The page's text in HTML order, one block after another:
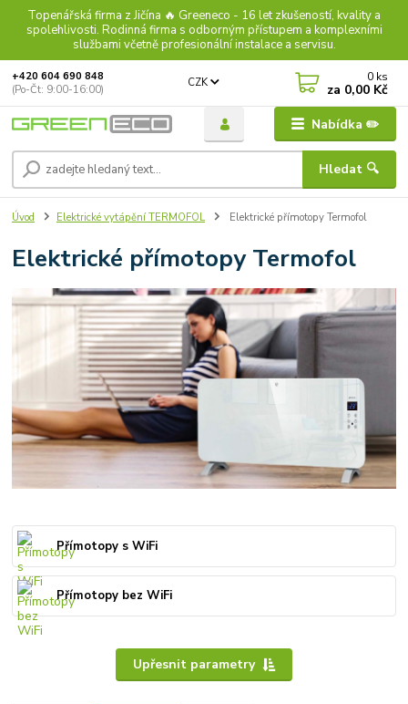
Topenářská firma z Jičína 🔥 Greeneco - 16 let zkušeností, kvality a
spolehlivosti. Rodinná firma s odborným přístupem a komplexními
službami včetně profesionální instalace a servisu.
Nabídka ✏️
CZK
Hledat 🔍
+420 604 690 848
(Po-Čt: 9:00-16:00)
0 ks
za 0,00 Kč
Úvod Elektrické vytápění TERMOFOL Elektrické přímotopy Termofol
Elektrické přímotopy Termofol
Přímotopy s WiFi
Přímotopy bez WiFi
Upřesnit parametry